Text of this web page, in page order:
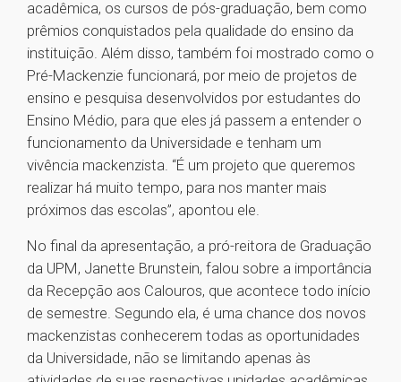
acadêmica, os cursos de pós-graduação, bem como
prêmios conquistados pela qualidade do ensino da
instituição. Além disso, também foi mostrado como o
Pré-Mackenzie funcionará, por meio de projetos de
ensino e pesquisa desenvolvidos por estudantes do
Ensino Médio, para que eles já passem a entender o
funcionamento da Universidade e tenham um
vivência mackenzista. “É um projeto que queremos
realizar há muito tempo, para nos manter mais
próximos das escolas”, apontou ele.
No final da apresentação, a pró-reitora de Graduação
da UPM, Janette Brunstein, falou sobre a importância
da Recepção aos Calouros, que acontece todo início
de semestre. Segundo ela, é uma chance dos novos
mackenzistas conhecerem todas as oportunidades
da Universidade, não se limitando apenas às